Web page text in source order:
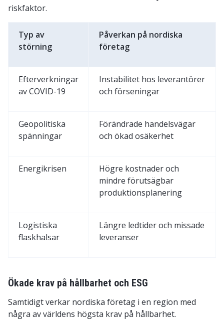
riskfaktor.
Typ av
störning
Påverkan på nordiska
företag
Efterverkningar
av COVID-19
Instabilitet hos leverantörer
och förseningar
Geopolitiska
spänningar
Förändrade handelsvägar
och ökad osäkerhet
Energikrisen
Högre kostnader och
mindre förutsägbar
produktionsplanering
Logistiska
flaskhalsar
Längre ledtider och missade
leveranser
Ökade krav på hållbarhet och ESG
Samtidigt verkar nordiska företag i en region med
några av världens högsta krav på hållbarhet.